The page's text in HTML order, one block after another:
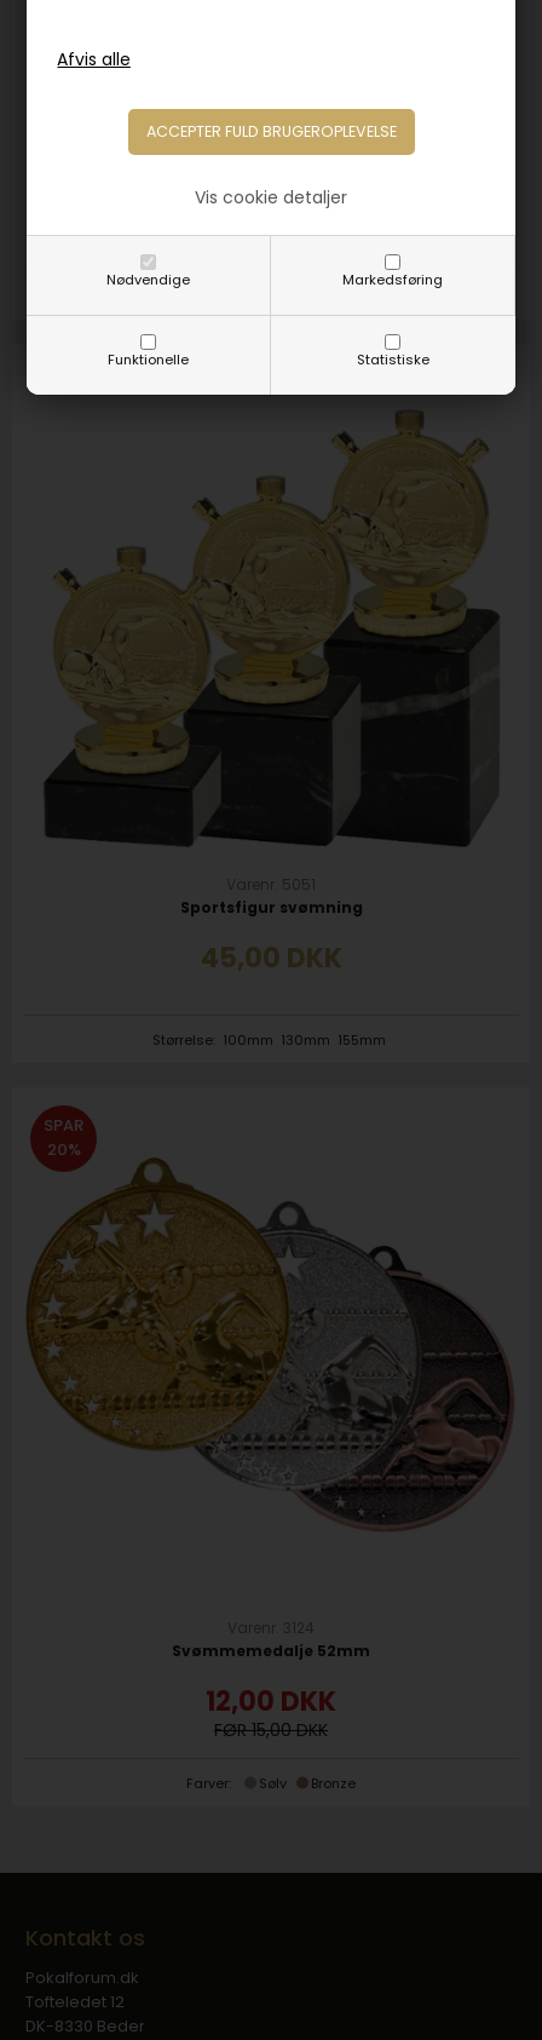
Nødvendige Markedsføring
Funktionelle Statistiske
Vis cookie detaljer
Varenr. 3104
11,00
8,00DKK
Varenr. 5051
Sportsfigur svømning
45,00 DKK
Størrelse: 100mm 130mm 155mm
SPAR
20%
Varenr. 3124
Svømmemedalje 52mm
15,00
12,00 DKK
Farver: Sølv Bronze
Kontakt os
Pokalforum.dk
Tofteledet 12
DK-8330 Beder